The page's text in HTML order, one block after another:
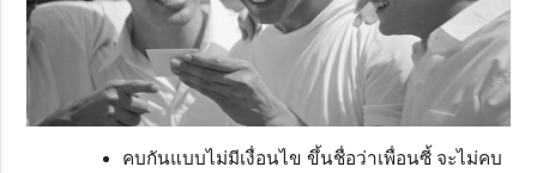
คบกันแบบไม่มีเงื่อนไข ขึ้นชื่อว่าเพื่อนซี้ จะไม่คบ